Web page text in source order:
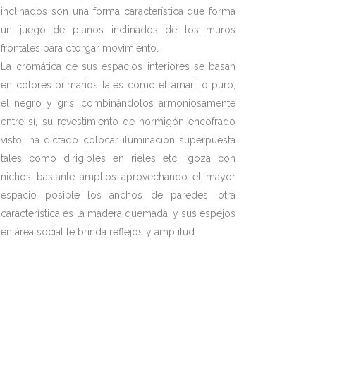
inclinados son una forma característica que forma
un juego de planos inclinados de los muros
frontales para otorgar movimiento.
La cromática de sus espacios interiores se basan
en colores primarios tales como el amarillo puro,
el negro y gris, combinándolos armoniosamente
entre sí, su revestimiento de hormigón encofrado
visto, ha dictado colocar iluminación superpuesta
tales como dirigibles en rieles etc., goza con
nichos bastante amplios aprovechando el mayor
espacio posible los anchos de paredes, otra
característica es la madera quemada, y sus espejos
en área social le brinda reflejos y amplitud.